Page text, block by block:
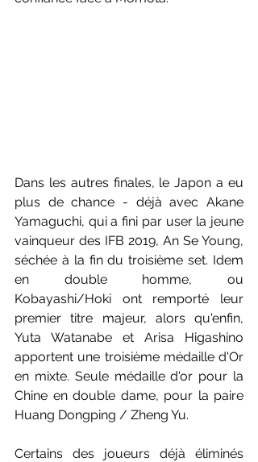
Dans les autres finales, le Japon a eu
plus de chance - déjà avec Akane
Yamaguchi, qui a fini par user la jeune
vainqueur des IFB 2019, An Se Young,
séchée à la fin du troisième set. Idem
en double homme, ou
Kobayashi/Hoki ont remporté leur
premier titre majeur, alors qu'enfin,
Yuta Watanabe et Arisa Higashino
apportent une troisième médaille d'Or
en mixte. Seule médaille d'or pour la
Chine en double dame, pour la paire
Huang Dongping / Zheng Yu.
Certains des joueurs déjà éliminés